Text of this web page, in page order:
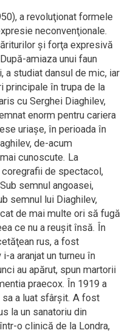
a revoluţionat formele
neconvenţionale.
şi forţa expresivă
amiaza unui faun
a studiat dansul de mic, iar
principale în trupa de la
cu Serghei Diaghilev,
enorm pentru cariera
uriaşe, în perioada în
de-acum
cunoscute. La
de spectacol,
semnul angoasei,
semnul lui Diaghilev,
de mai multe ori să fugă
ce nu a reuşit însă. În
rus, a fost
a aranjat un turneu în
au apărut, spun martorii
praecox. În 1919 a
sa a luat sfârşit. A fost
la un sanatoriu din
o clinică de la Londra,